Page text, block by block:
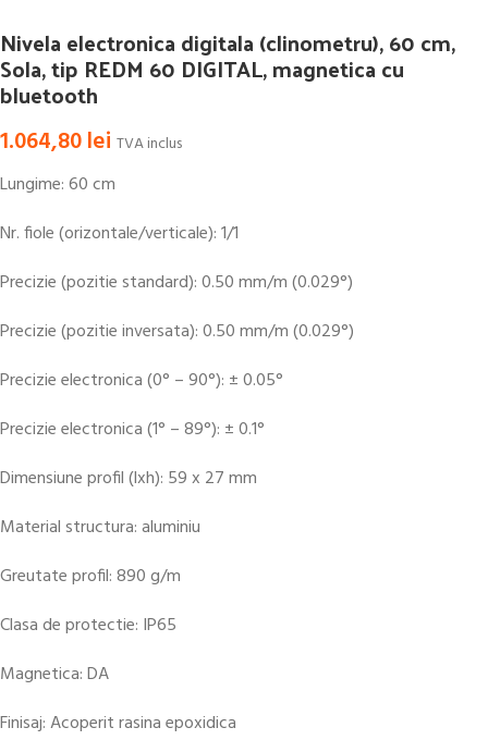
Nivela electronica digitala (clinometru), 60 cm,
Sola, tip REDM 60 DIGITAL, magnetica cu
bluetooth
1.064,80lei TVA inclus
Lungime: 60 cm
Nr. fiole (orizontale/verticale): 1/1
Precizie (pozitie standard): 0.50 mm/m (0.029°)
Precizie (pozitie inversata): 0.50 mm/m (0.029°)
Precizie electronica (0° – 90°): ± 0.05°
Precizie electronica (1° – 89°): ± 0.1°
Dimensiune profil (lxh): 59 x 27 mm
Material structura: aluminiu
Greutate profil: 890 g/m
Clasa de protectie: IP65
Magnetica: DA
Finisaj: Acoperit rasina epoxidica